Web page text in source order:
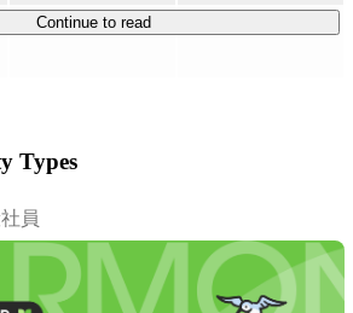
＞
ための採用戦略の策定
施策を一気通貫で実行
による体系的なコンサルティング支援
バーが活躍中！  ※敬称略
Continue to read
Types
員